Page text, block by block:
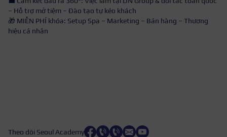
– Hỗ trợ mở tiệm – Đào tạo tự kéo khách
🎁 MIỄN PHÍ khóa: Setup Spa – Marketing – Bán hàng – Thương
hiệu cá nhân
Theo dõi Seoul Academy